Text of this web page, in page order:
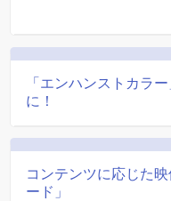
「エンハンストカラ
に！
コンテンツに応じた
ード」